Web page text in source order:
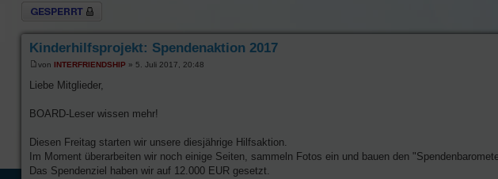
Thema gesperrt
Kinderhilfsprojekt: Spendenaktion 2017
von INTERFRIENDSHIP » 5. Juli 2017, 20:48
Liebe Mitglieder,
BOARD-Leser wissen mehr!
Diesen Freitag starten wir unsere diesjährige Hilfsaktion.
Im Moment überarbeiten wir noch einige Seiten, sammeln Fotos ein und bauen den
Das Spendenziel haben wir auf 12.000 EUR gesetzt.